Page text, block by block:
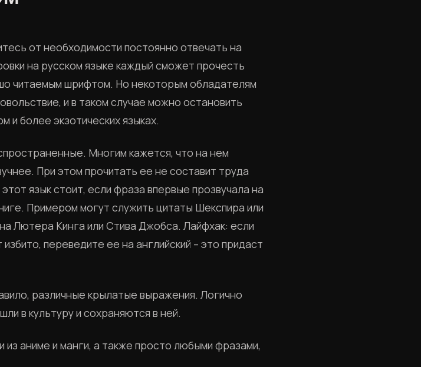
от необходимости постоянно отвечать на
на русском языке каждый сможет прочесть
читаемым шрифтом. Но некоторым обладателям
и в таком случае можно остановить
и более экзотических языках.
Многим кажется, что на нем
При этом прочитать ее не составит труда
язык стоит, если фраза впервые прозвучала на
Примером могут служить цитаты Шекспира или
Лютера Кинга или Стива Джобса. Лайфхак: если
переведите ее на английский – это придаст
различные крылатые выражения. Логично
в культуру и сохраняются в ней.
из аниме и манги, а также просто любыми фразами,